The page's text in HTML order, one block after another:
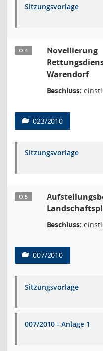
Sitzungsvorlage
Ö 4
Novellierung
Warendorf
Beschluss:
023/2010
Sitzungsvorlage
Ö 5
Beschluss:
007/2010
Sitzungsvorlage
007/2010 - Anlage 1